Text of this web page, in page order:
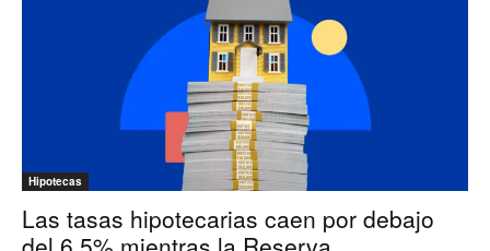
Hipotecas
Las tasas hipotecarias caen por debajo